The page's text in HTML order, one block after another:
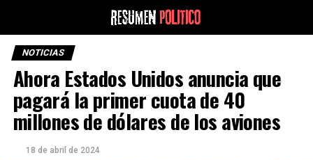
NOTICIAS
Ahora Estados Unidos anuncia que
pagará la primer cuota de 40
millones de dólares de los aviones
18 de abril de 2024